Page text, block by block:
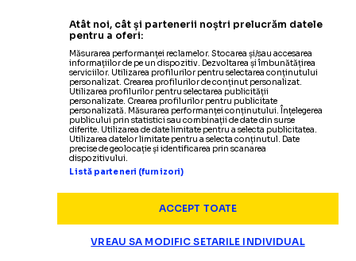
„RĂMÂNEȚI LA BARAJ?”
Cum a răspuns Lucescu »
Reacție nervoasă:„Există o limită!Dacă aș spune
exact ce gândesc...”
că forța grupului ne poate aduce
succes”
Citește mai mult
baraj și știm că ne calificăm la
Mondial”
Citește mai mult
NATIONALA
, dar încheie preliminariile pe locul 3 »
Toate detaliile despre baraj
NATIONALA 18.11.2025
17.11.2025
Atât noi, cât și partenerii noștri prelucrăm datele
pentru a oferi:
Măsurarea performanței reclamelor. Stocarea și/sau accesarea
informațiilor de pe un dispozitiv. Dezvoltarea și îmbunătățirea
serviciilor. Utilizarea profilurilor pentru selectarea conținutului
personalizat. Crearea profilurilor de conținut personalizat.
Utilizarea profilurilor pentru selectarea publicității
personalizate. Crearea profilurilor pentru publicitate
personalizată. Măsurarea performanței conținutului. Înțelegerea
publicului prin statistici sau combinații de date din surse
diferite. Utilizarea de date limitate pentru a selecta publicitatea.
Utilizarea datelor limitate pentru a selecta conținutul. Date
precise de geolocație și identificarea prin scanarea
dispozitivului.
Listă parteneri (furnizori)
ACCEPT TOATE
VREAU SA MODIFIC SETARILE INDIVIDUAL